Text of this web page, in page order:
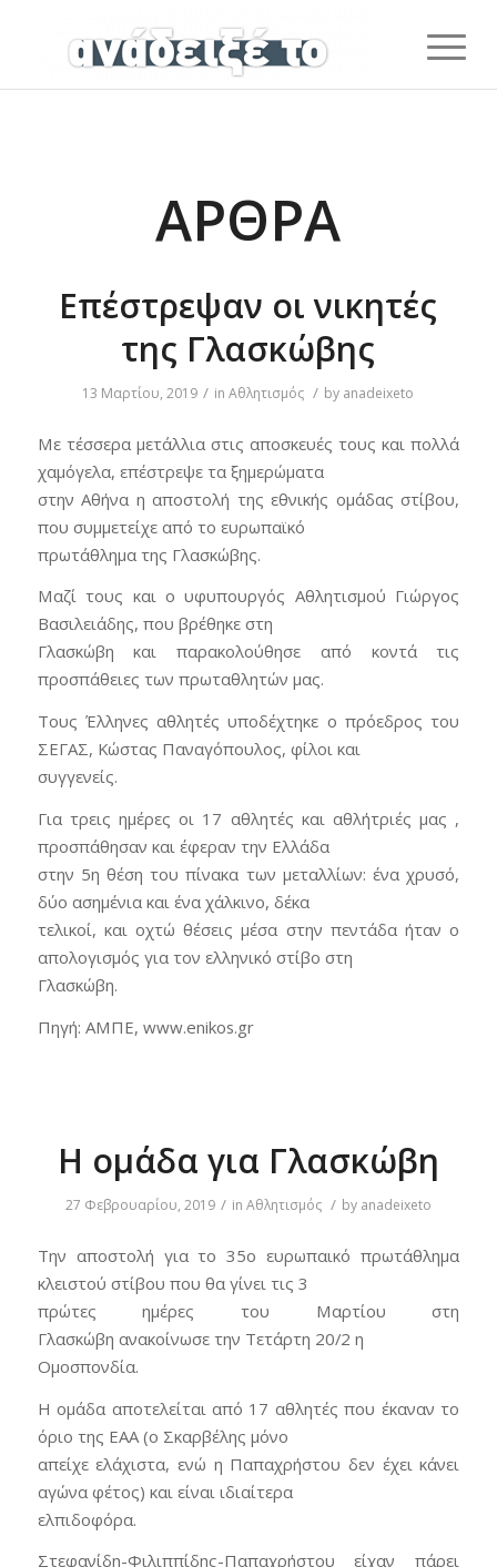
ΆΡΘΡΑ
Επέστρεψαν οι νικητές
της Γλασκώβης
13 Μαρτίου, 2019 / inΑθλητισμός / by anadeixeto
Με τέσσερα μετάλλια στις αποσκευές τους και πολλά
χαμόγελα, επέστρεψε τα ξημερώματα
στην Αθήνα η αποστολή της εθνικής ομάδας στίβου,
που συμμετείχε από το ευρωπαϊκό
πρωτάθλημα της Γλασκώβης.
Μαζί τους και ο υφυπουργός Αθλητισμού Γιώργος
Βασιλειάδης, που βρέθηκε στη
Γλασκώβη και παρακολούθησε από κοντά τις
προσπάθειες των πρωταθλητών μας.
Τους Έλληνες αθλητές υποδέχτηκε ο πρόεδρος του
ΣΕΓΑΣ, Κώστας Παναγόπουλος, φίλοι και
συγγενείς.
Για τρεις ημέρες οι 17 αθλητές και αθλήτριές μας ,
προσπάθησαν και έφεραν την Ελλάδα
στην 5η θέση του πίνακα των μεταλλίων: ένα χρυσό,
δύο ασημένια και ένα χάλκινο, δέκα
τελικοί, και οχτώ θέσεις μέσα στην πεντάδα ήταν ο
απολογισμός για τον ελληνικό στίβο στη
Γλασκώβη.
Πηγή: ΑΜΠΕ, www.enikos.gr
Η ομάδα για Γλασκώβη
27 Φεβρουαρίου, 2019 / in Αθλητισμός / by anadeixeto
Την αποστολή για το 35ο ευρωπαικό πρωτάθλημα
κλειστού στίβου που θα γίνει τις 3
πρώτες ημέρες του Μαρτίου στη
Γλασκώβη ανακοίνωσε την Τετάρτη 20/2 η
Ομοσπονδία.
Η ομάδα αποτελείται από 17 αθλητές που έκαναν το
όριο της ΕΑΑ (ο Σκαρβέλης μόνο
απείχε ελάχιστα, ενώ η Παπαχρήστου δεν έχει κάνει
αγώνα φέτος) και είναι ιδιαίτερα
ελπιδοφόρα.
Στεφανίδη-Φιλιππίδης-Παπαχρήστου είχαν πάρει